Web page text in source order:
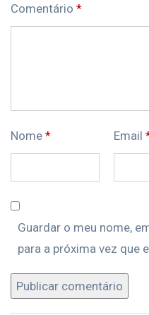
Comentário *
Nome * Email
Guardar o meu nome,
para a próxima vez que